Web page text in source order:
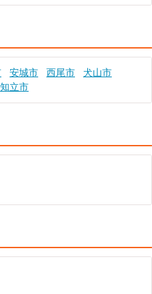
安城市 西尾市
犬山市
知立市